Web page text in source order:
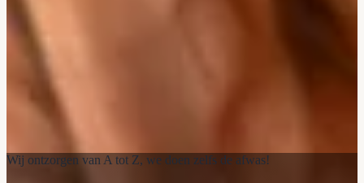
Wij ontzorgen van A tot Z, we doen zelfs de afwas!